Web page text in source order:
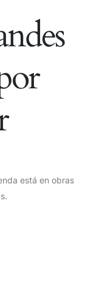
está en obras